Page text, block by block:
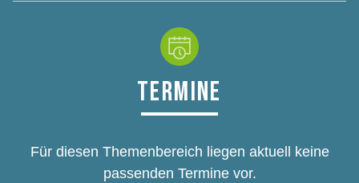
TERMINE
Für diesen Themenbereich liegen aktuell keine
passenden Termine vor.